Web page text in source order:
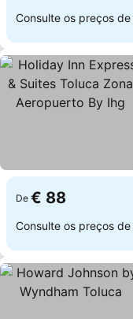
Consulte os preços de
De € 88
Consulte os preços de